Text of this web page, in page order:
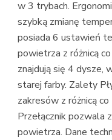
w 3 trybach.
szybką zmianę
posiada 6 ustawień
powietrza z różnicą
znajdują się 4 dysze,
starej farby. Zalety
zakresów z różnicą
Przełącznik pozwala
powietrza. Dane